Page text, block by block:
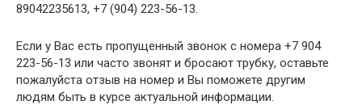
89042235613, +7 (904) 223-56-13.
Если у Вас есть пропущенный звонок с номера +7 904
223-56-13 или часто звонят и бросают трубку, оставьте
пожалуйста отзыв на номер и Вы поможете другим
людям быть в курсе актуальной информации.